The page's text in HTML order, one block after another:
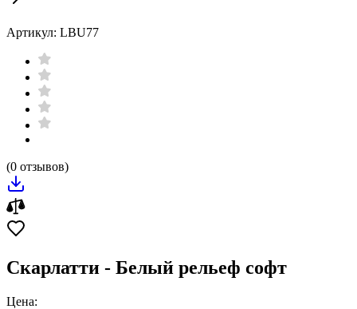
Артикул: LBU77
(0 отзывов)
Скарлатти - Белый рельеф софт
Цена: